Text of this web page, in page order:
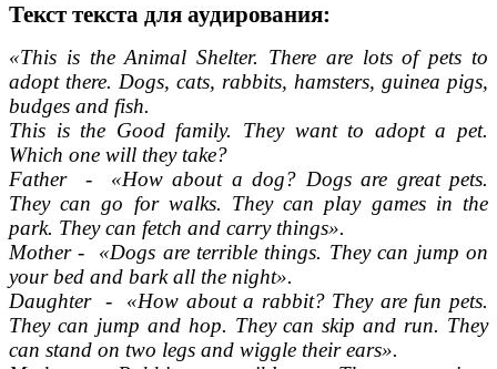
Текст текста для аудирования:
«This is the Animal Shelter. There are lots of pets to
adopt there. Dogs, cats, rabbits, hamsters, guinea pigs,
budges and fish.
This is the Good family. They want to adopt a pet.
Which one will they take?
Father - «How about a dog? Dogs are great pets.
They can go for walks. They can play games in the
park. They can fetch and carry things».
Mother - «Dogs are terrible things. They can jump on
your bed and bark all the night».
Daughter - «How about a rabbit? They are fun pets.
They can jump and hop. They can skip and run. They
can stand on two legs and wiggle their ears».